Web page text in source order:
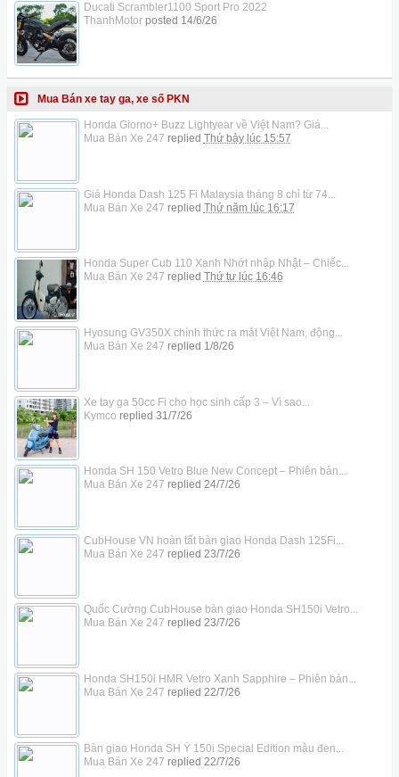
Ducati Scrambler1100 Sport Pro 2022
ThanhMotorposted 14/6/26
Mua Bán xe tay ga, xe số PKN
Honda Giorno+ Buzz Lightyear về Việt Nam? Giá...
Mua Bán Xe 247 replied Thứ bảy lúc 15:57
Giá Honda Dash 125 Fi Malaysia tháng 8 chỉ từ 74...
Mua Bán Xe 247 replied Thứ năm lúc 16:17
Honda Super Cub 110 Xanh Nhớt nhập Nhật – Chiếc...
Mua Bán Xe 247 replied Thứ tư lúc 16:46
Hyosung GV350X chính thức ra mắt Việt Nam, động...
Mua Bán Xe 247 replied 1/8/26
Xe tay ga 50cc Fi cho học sinh cấp 3 – Vì sao...
Kymco replied 31/7/26
Honda SH 150 Vetro Blue New Concept – Phiên bản...
Mua Bán Xe 247 replied 24/7/26
CubHouse VN hoàn tất bàn giao Honda Dash 125Fi...
Mua Bán Xe 247 replied 23/7/26
Quốc Cường CubHouse bàn giao Honda SH150i Vetro...
Mua Bán Xe 247 replied 23/7/26
Honda SH150i HMR Vetro Xanh Sapphire – Phiên bản...
Mua Bán Xe 247 replied 22/7/26
Bàn giao Honda SH Ý 150i Special Edition màu đen...
Mua Bán Xe 247 replied 22/7/26